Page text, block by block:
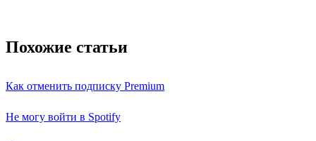
Похожие статьи
Как отменить подписку Premium
Не могу войти в Spotify